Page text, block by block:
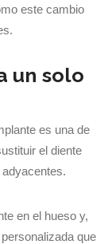
este cambio
un solo
es una de
el diente
en el hueso y,
que